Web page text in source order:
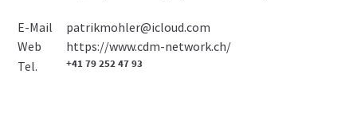
Tel.
E-Mail
Web
+41 79 252 47 93
patrikmohler@icloud.com
https://www.cdm-network.ch/